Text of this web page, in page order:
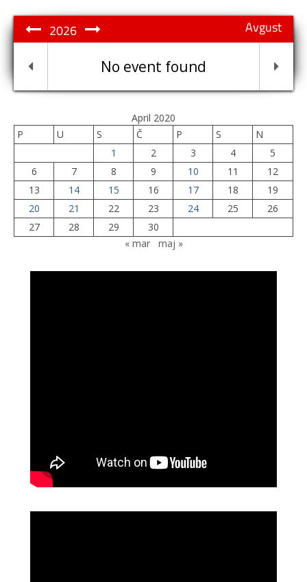
Avgust
2026
No event found
April 2020
P
U S Č P S
N
1
2 3 4
5
6
7 8 9 10 11
12
13
14 15 16 17 18
19
20
21 22 23 24 25
26
27
28 29
30
« mar
maj »